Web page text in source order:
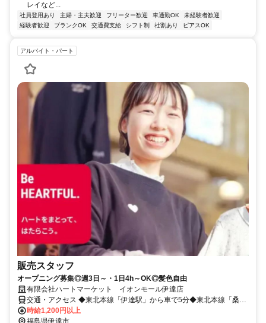
レイなど...
社員登用あり 主婦・主夫歓迎 フリーター歓迎 車通勤OK
未経験者歓迎
経験者歓迎
ブランクOK 交通費支給 シフト制 社割あり ピアスOK
アルバイト・パート
販売スタッフ
オープニング募集◎週3日～・1日4h～OK◎髪色自由
有限会社ハートマーケット イオンモール伊達店
交通・アクセス ◆東北本線「伊達駅」から車で5分◆東北本線「桑折
駅」から車で8分◆東北本線「東福島駅」から車で11分
時給1,200円以上
福島県伊達市